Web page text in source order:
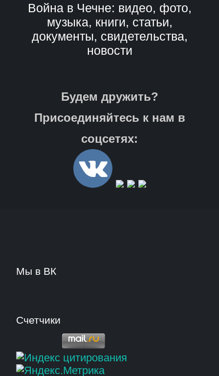
Война в Чечне: видео, фото,
музыка, книги, статьи,
документы, свидетельства,
новости
Будем дружить?
Присоединяйтесь к нам в
соцсетях:
Мы в ВК
Счетчики